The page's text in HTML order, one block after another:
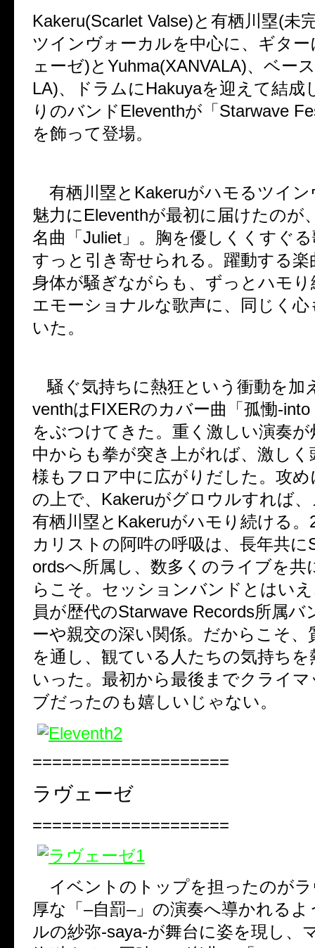
Kakeru(Scarlet Valse)と有栖川塁(未
ツインヴォーカルを中心に、ギター
ェーゼ)と Yuhma(XANVALA)、ベー
LA)、ドラムに Hakuyaを迎えて結成
りのバンド Eleventhが「 Starwave
を飾って登場。
有栖川塁と Kakeruがハモるツイ
魅力に Eleventhが最初に届けたのが
名曲「 Juliet 」。胸を優しくくすぐ
すっと引き寄せられる。躍動する楽
身体が騒ぎながらも、ずっとハモ
エモーショナルな歌声に、同じく
いた。
騒ぐ気持ちに熱狂という衝動を加
venthはFIXERのカバー曲「孤慟-into
をぶつけてきた。重く激しい演奏
中からも拳が突き上がれば、激しく
様もフロア中に広がりだした。攻
の上で、 Kakeruがグロウルすれば
有栖川塁と Kakeruがハモり続ける。
カリストの阿吽の呼吸は、長年共に
ordsへ所属し、数多くのライブを共
らこそ。セッションバンドとはい
員が歴代のStarwave Records所属バ
ーや親交の深い関係。だからこそ、
を通し、観ている人たちの気持ち
いった。最初から最後までクライ
ブだったのも嬉しいじゃない。
====================
ラヴェーゼ
====================
イベントのトップを担ったのがラ
厚な「 –自罰–」の演奏へ導かれるよ
ルの紗弥-saya-が舞台に姿を現し、